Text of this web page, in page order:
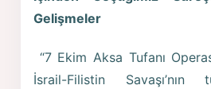
Gelişmeler
“7 Ekim Aksa Tufanı
İsrail-Filistin Savaşı’nın